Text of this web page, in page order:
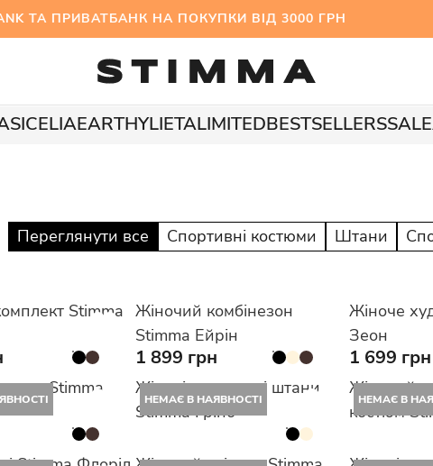
ТА ПРИВАТБАНК НА ПОКУПКИ ВІД 3000 ГРН
SICELIAEARTHYLIETALIMITEDBESTSELLERSSALE
Переглянути все Спортивні костюми Штани
Stimma Жіночий комбінезон
Stimma Ейрін
1 899 грн
Жіноче
Зеон
1 699 грн
Stimma
НЕМАЄ В НАЯВНОСТІ
Жіночі спортивні штани
Stimma Гріно
НЕМАЄ В
Жіночий
костюм